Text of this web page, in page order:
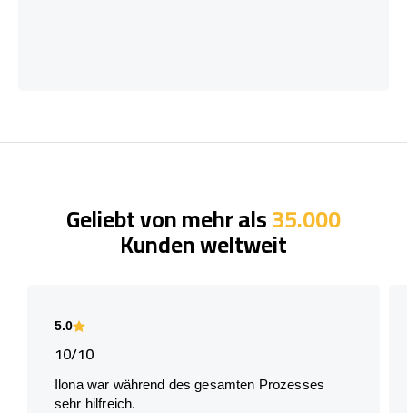
Geliebt von mehr als35.000
Kunden weltweit
5.0
10/10
Ilona war während des gesamten Prozesses
sehr hilfreich.